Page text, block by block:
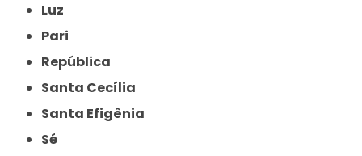
Luz
Pari
República
Santa Cecília
Santa Efigênia
Sé